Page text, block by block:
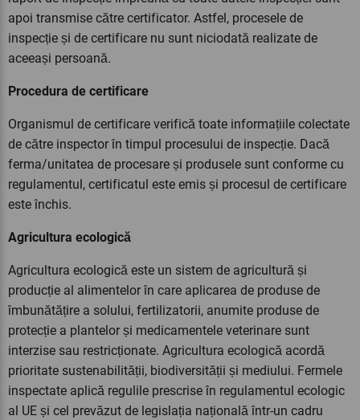
apoi transmise către certificator. Astfel, procesele de
inspecție și de certificare nu sunt niciodată realizate de
aceeași persoană.
Procedura de certificare
Organismul de certificare verifică toate informațiile colectate
de către inspector în timpul procesului de inspecție. Dacă
ferma/unitatea de procesare și produsele sunt conforme cu
regulamentul, certificatul este emis și procesul de certificare
este închis.
Agricultura ecologică
Agricultura ecologică este un sistem de agricultură și
producție al alimentelor în care aplicarea de produse de
îmbunătățire a solului, fertilizatorii, anumite produse de
protecție a plantelor și medicamentele veterinare sunt
interzise sau restricționate. Agricultura ecologică acordă
prioritate sustenabilității, biodiversității și mediului. Fermele
inspectate aplică regulile prescrise în regulamentul ecologic
al UE și cel prevăzut de legislația națională într-un cadru